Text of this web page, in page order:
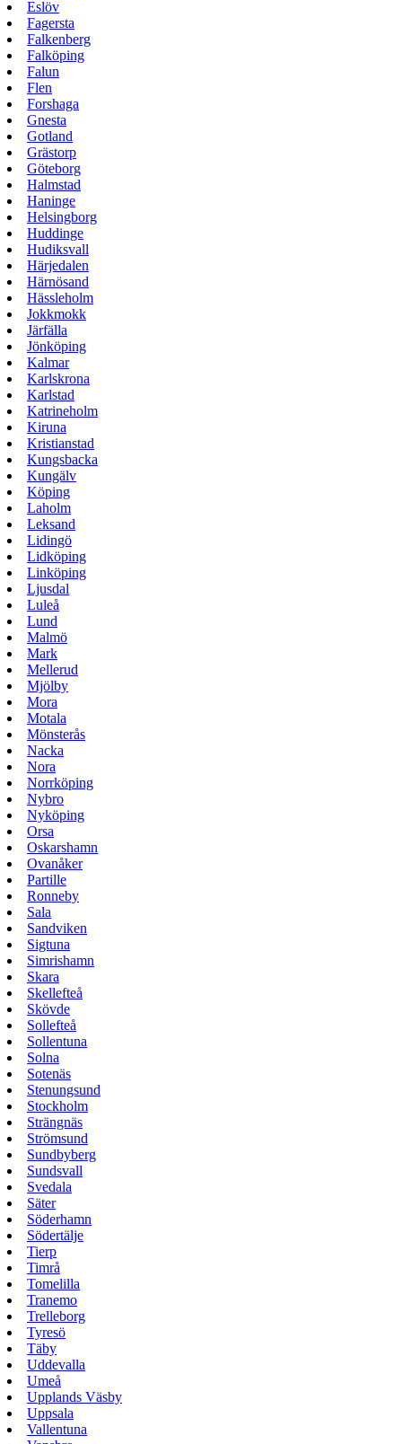
Eslöv
Fagersta
Falkenberg
Falköping
Falun
Flen
Forshaga
Gnesta
Gotland
Grästorp
Göteborg
Halmstad
Haninge
Helsingborg
Huddinge
Hudiksvall
Härjedalen
Härnösand
Hässleholm
Jokkmokk
Järfälla
Jönköping
Kalmar
Karlskrona
Karlstad
Katrineholm
Kiruna
Kristianstad
Kungsbacka
Kungälv
Köping
Laholm
Leksand
Lidingö
Lidköping
Linköping
Ljusdal
Luleå
Lund
Malmö
Mark
Mellerud
Mjölby
Mora
Motala
Mönsterås
Nacka
Nora
Norrköping
Nybro
Nyköping
Orsa
Oskarshamn
Ovanåker
Partille
Ronneby
Sala
Sandviken
Sigtuna
Simrishamn
Skara
Skellefteå
Skövde
Sollefteå
Sollentuna
Solna
Sotenäs
Stenungsund
Stockholm
Strängnäs
Strömsund
Sundbyberg
Sundsvall
Svedala
Säter
Söderhamn
Södertälje
Tierp
Timrå
Tomelilla
Tranemo
Trelleborg
Tyresö
Täby
Uddevalla
Umeå
Upplands Väsby
Uppsala
Vallentuna